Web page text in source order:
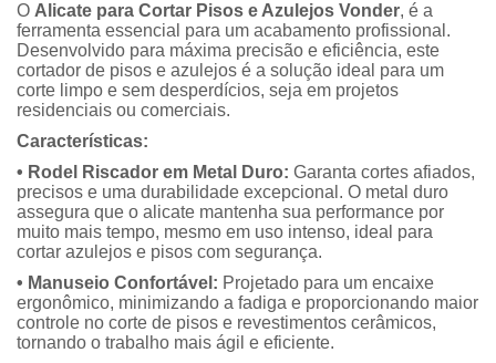
O Alicate para Cortar Pisos e Azulejos Vonder, é a
ferramenta essencial para um acabamento profissional.
Desenvolvido para máxima precisão e eficiência, este
cortador de pisos e azulejos é a solução ideal para um
corte limpo e sem desperdícios, seja em projetos
residenciais ou comerciais.
Características:
• Rodel Riscador em Metal Duro: Garanta cortes afiados,
precisos e uma durabilidade excepcional. O metal duro
assegura que o alicate mantenha sua performance por
muito mais tempo, mesmo em uso intenso, ideal para
cortar azulejos e pisos com segurança.
• Manuseio Confortável: Projetado para um encaixe
ergonômico, minimizando a fadiga e proporcionando maior
controle no corte de pisos e revestimentos cerâmicos,
tornando o trabalho mais ágil e eficiente.